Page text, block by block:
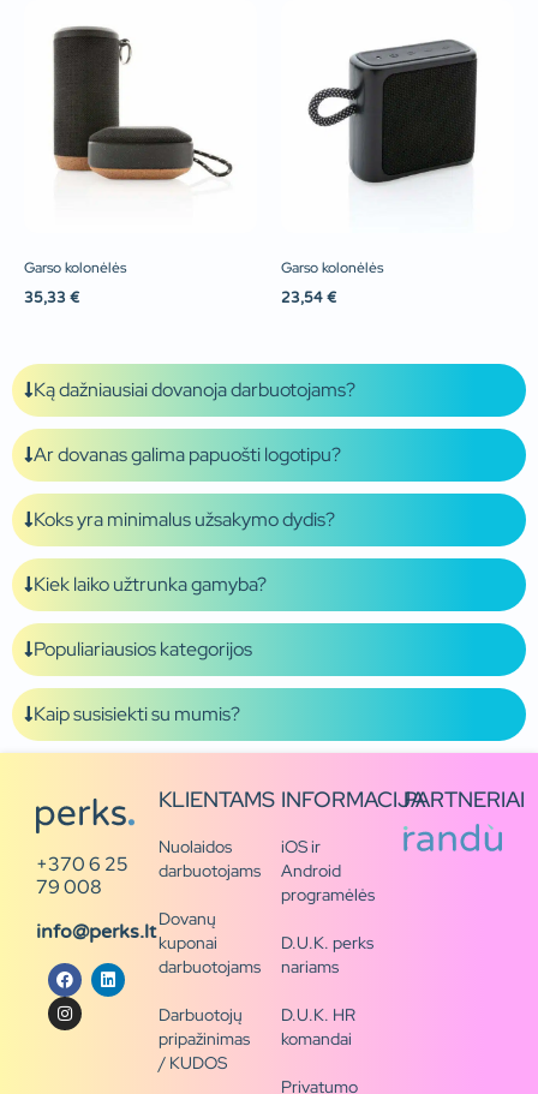
Garso kolonėlės
35,33 €
Garso kolonėlės
23,54 €
Ką dažniausiai dovanoja darbuotojams?
Ar dovanas galima papuošti logotipu?
Koks yra minimalus užsakymo dydis?
Kiek laiko užtrunka gamyba?
Populiariausios kategorijos
Kaip susisiekti su mumis?
+370 6 25
79 008
info@perks.lt
KLIENTAMS
Nuolaidos
darbuotojams
Dovanų
kuponai
darbuotojams
Darbuotojų
pripažinimas
/ KUDOS
INFORMACIJA
iOS ir
Android
programėlės
D.U.K. perks
nariams
D.U.K. HR
komandai
Privatumo
PARTNERIAI